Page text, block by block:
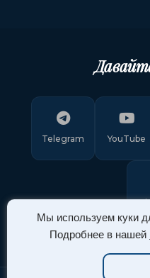
Мы используем куки
Подробнее в нашей
Telegram YouTube